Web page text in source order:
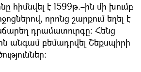
հիմնվել է 1599թ.–ին մի խումբ
որոնց շարքում եղել է
դրամատուրգը։ Հենց
անգամ բեմադրվել Շեքսպիրի